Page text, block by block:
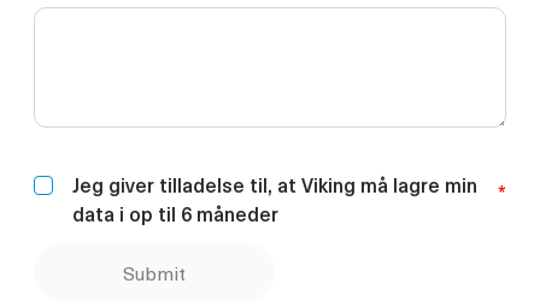
Jeg giver tilladelse til, at Viking må lagre min
data i op til 6 måneder
*
Submit